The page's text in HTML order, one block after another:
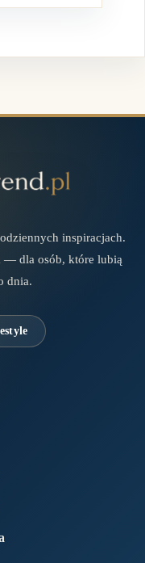
inspiracjach.
— dla osób, które lubią
dnia.